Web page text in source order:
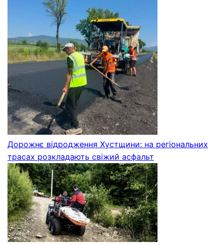
Дорожнє відродження Хустщини: на регіональних
трасах розкладають свіжий асфальт